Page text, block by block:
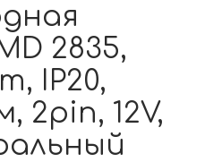
2835,
IP20,
2pin, 12V,